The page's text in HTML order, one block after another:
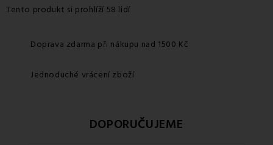
Tento produkt si prohlíží 58 lidí
Doprava zdarma při nákupu nad 1500 Kč
Jednoduché vrácení zboží
DOPORUČUJEME